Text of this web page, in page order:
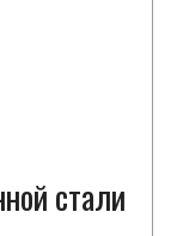
стали